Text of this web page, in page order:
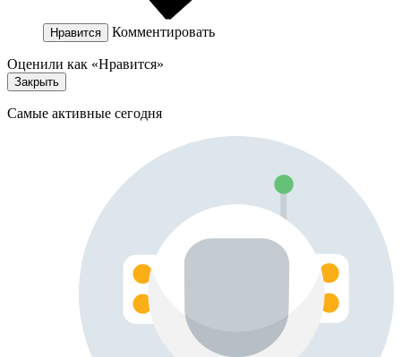
Нравится Комментировать
Оценили как «Нравится»
Закрыть
Самые активные сегодня